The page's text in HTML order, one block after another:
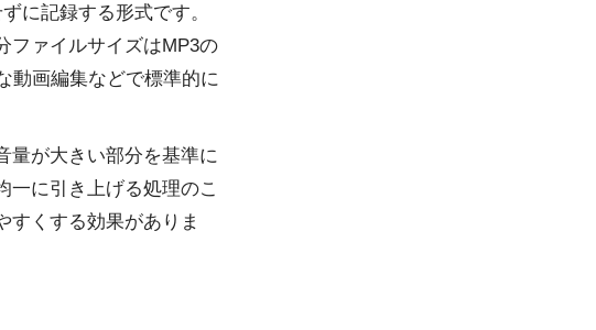
に記録する形式です。
ファイルサイズはMP3の
動画編集などで標準的に
量が大きい部分を基準に
一に引き上げる処理のこ
すくする効果がありま